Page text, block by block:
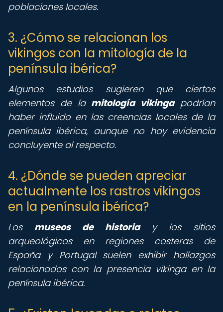
poblaciones locales.
3. ¿Cómo se relacionan los
vikingos con la mitología de la
península ibérica?
Algunos estudios sugieren que ciertos
elementos de la mitología vikingapodrían
haber influido en las creencias locales de la
península ibérica, aunque no hay evidencia
concluyente al respecto.
4. ¿Dónde se pueden apreciar
actualmente los rastros vikingos
en la península ibérica?
Los museos de historiay los sitios
arqueológicos en regiones costeras de
España y Portugal suelen exhibir hallazgos
relacionados con la presencia vikinga en la
península ibérica.